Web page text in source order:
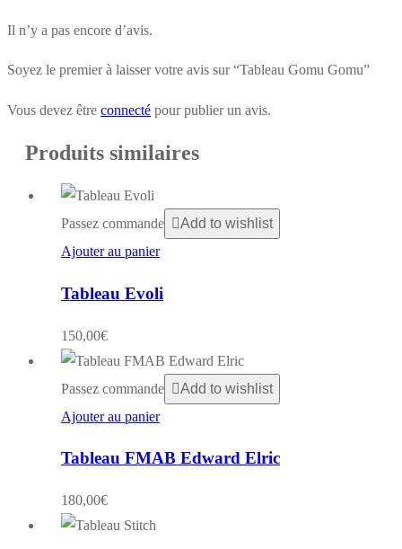
Il n’y a pas encore d’avis.
Soyez le premier à laisser votre avis sur “Tableau Gomu Gomu”
Vous devez être connecté pour publier un avis.
Produits similaires
Passez commande
Add to wishlist
Ajouter au panier
Tableau Evoli
150,00€
Passez commande
Add to wishlist
Ajouter au panier
Tableau FMAB Edward Elric
180,00€